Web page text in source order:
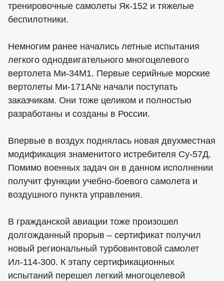
тренировочные самолеты Як-152 и тяжелые
беспилотники.
Немногим ранее начались летные испытания
легкого однодвигательного многоцелевого
вертолета Ми-34М1. Первые серийные морские
вертолеты Ми-171А№ начали поступать
заказчикам. Они тоже целиком и полностью
разработаны и созданы в России.
Впервые в воздух поднялась новая двухместная
модификация знаменитого истребителя Су-57Д.
Помимо военных задач он в данном исполнении
получит функции учебно-боевого самолета и
воздушного пункта управления.
В гражданской авиации тоже произошел
долгожданный прорыв – сертификат получил
новый региональный турбовинтовой самолет
Ил-114-300. К этапу сертификационных
испытаний перешел легкий многоцелевой